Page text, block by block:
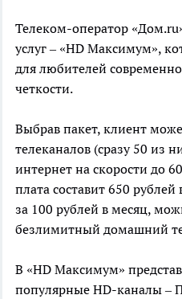
Телеком-оператор
услуг – «HD Максимум»,
для любителей
четкости.
Выбрав пакет, клиент
телеканалов (сразу 50 из
интернет на скорости до
плата составит 650
за 100 рублей в месяц,
безлимитный домашний
В «HD Максимум»
популярные HD-каналы –